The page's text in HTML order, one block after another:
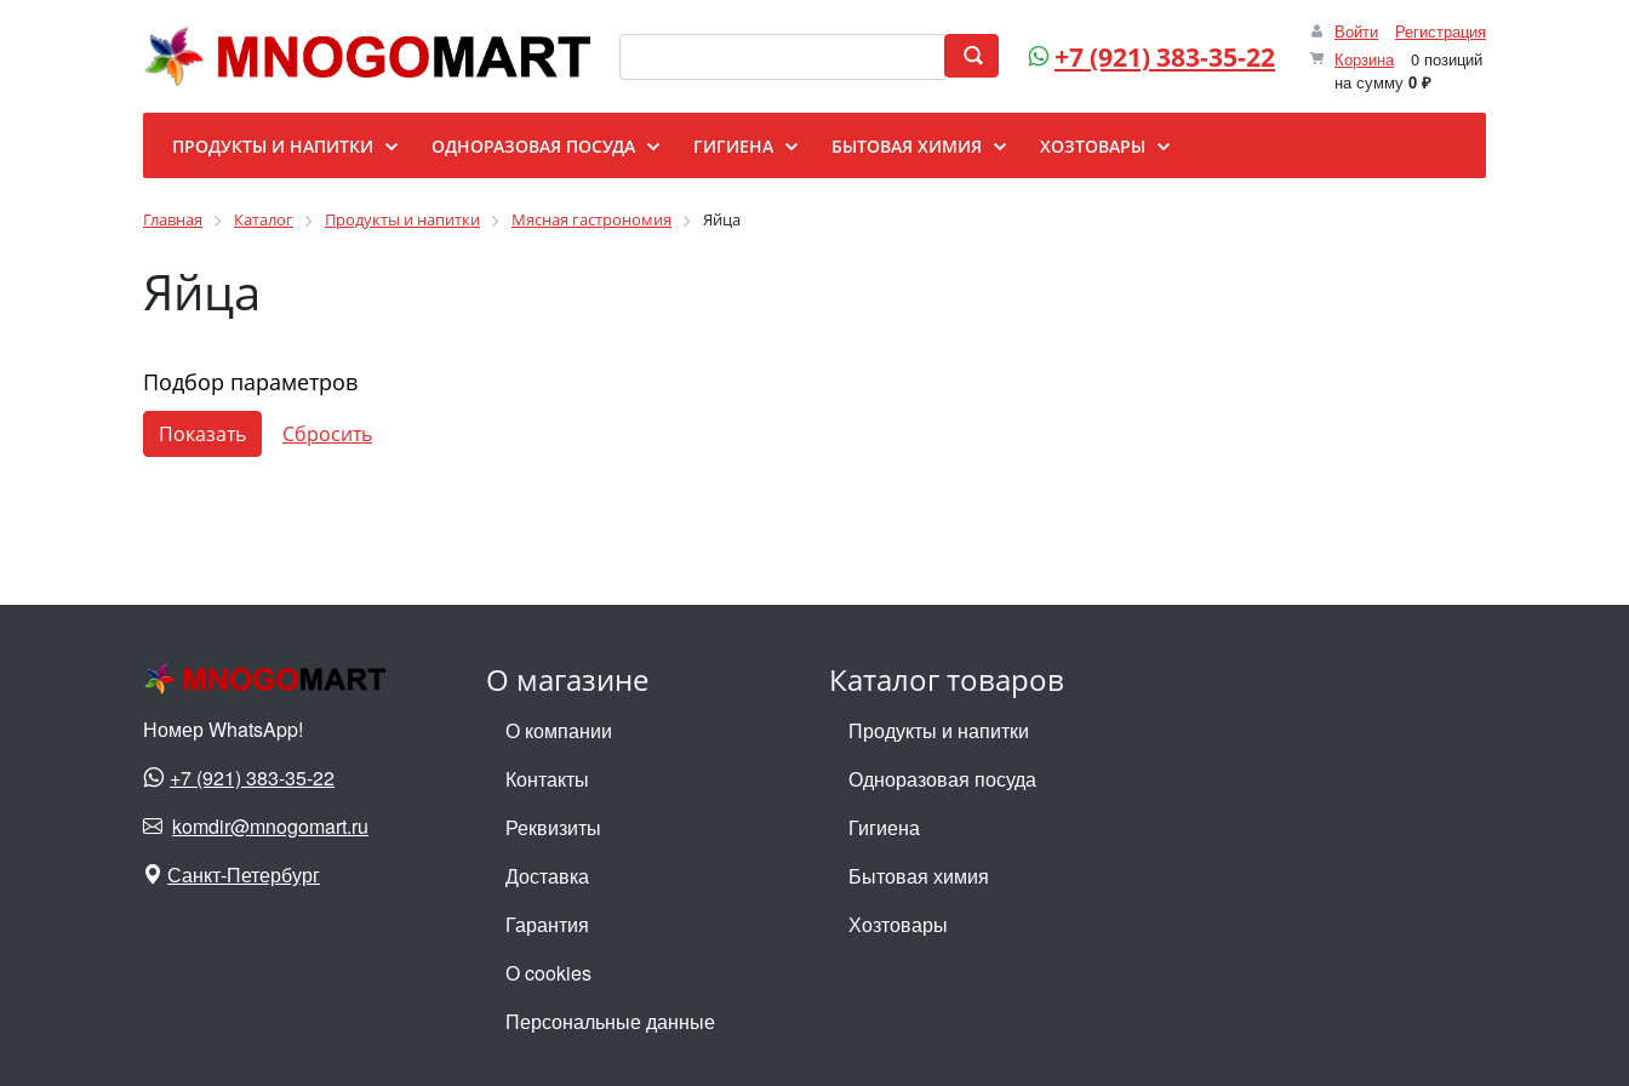
Войти
Регистрация
Корзина
0 позиций
на сумму 0 ₽
+7 (921) 383-35-22
ПРОДУКТЫ И НАПИТКИ ОДНОРАЗОВАЯ ПОСУДА ГИГИЕНА БЫТОВАЯ ХИМИЯ ХОЗТОВАРЫ
Главная Каталог Продукты и напитки Мясная гастрономия Яйца
Яйца
Подбор параметров
О магазине
О компании
Контакты
Реквизиты
Доставка
Гарантия
О cookies
Персональные данные
Каталог товаров
Продукты и напитки
Одноразовая посуда
Гигиена
Бытовая химия
Хозтовары
Номер WhatsApp!
+7 (921) 383-35-22
komdir@mnogomart.ru
Санкт-Петербург